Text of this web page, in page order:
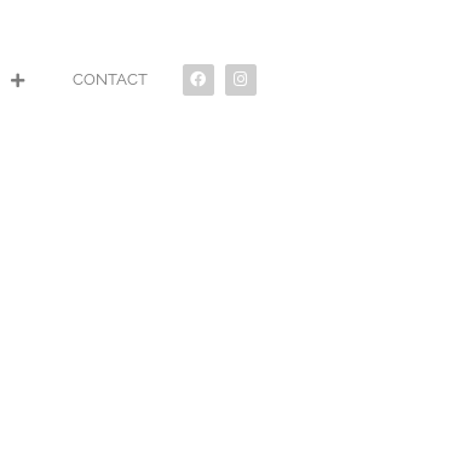
CONTACT